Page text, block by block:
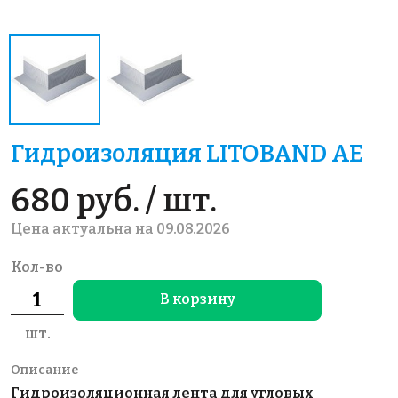
Гидроизоляция LITOBAND AE
680 руб. / шт.
Цена актуальна на 09.08.2026
Кол-во
шт.
В корзину
Описание
Гидроизоляционная лента для угловых